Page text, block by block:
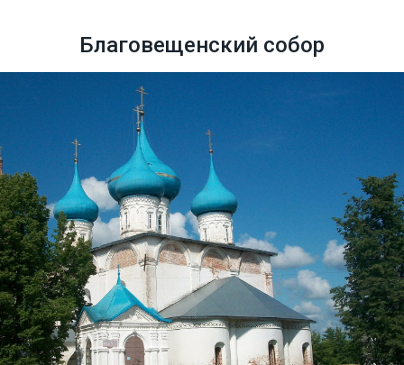
Благовещенский собор